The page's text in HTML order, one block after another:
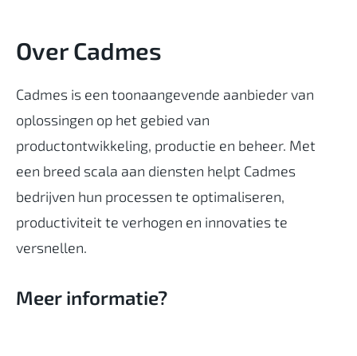
Over Cadmes
Cadmes is een toonaangevende aanbieder van
oplossingen op het gebied van
productontwikkeling, productie en beheer. Met
een breed scala aan diensten helpt Cadmes
bedrijven hun processen te optimaliseren,
productiviteit te verhogen en innovaties te
versnellen.
Meer informatie?